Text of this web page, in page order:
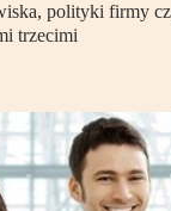
polityki firmy
trzecimi